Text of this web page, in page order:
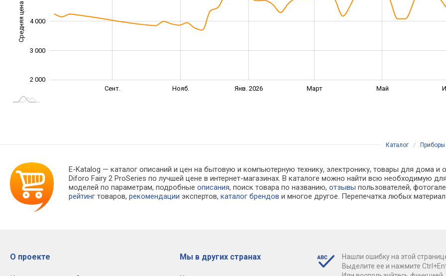
Средняя цена 2 500
2 000
3 000
4 000
Сент. Нояб. Янв. 2026 Март Май
Каталог /
E-Katalog — каталог описаний и цен на бытовую и компьютерную технику, электронику, товары для дома
Diforo Fairy 2 ProSeries по лучшей цене в интернет-магазинах. В каталоге можно найти всю необходимую
моделей по параметрам, подробныеописания, поиск товара по названию,отзывы пользователей,
рейтинг товаров,рекомендации экспертов,каталог брендов и многое другое. Перепечатка любых
О проекте Мы в других странах
Нашли ошибку на этой
Выделите ее и нажмите